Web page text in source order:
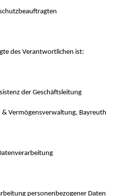
des Verantwortlichen ist:
der Geschäftsleitung
& Vermögensverwaltung, Bayreuth
personenbezogener Daten